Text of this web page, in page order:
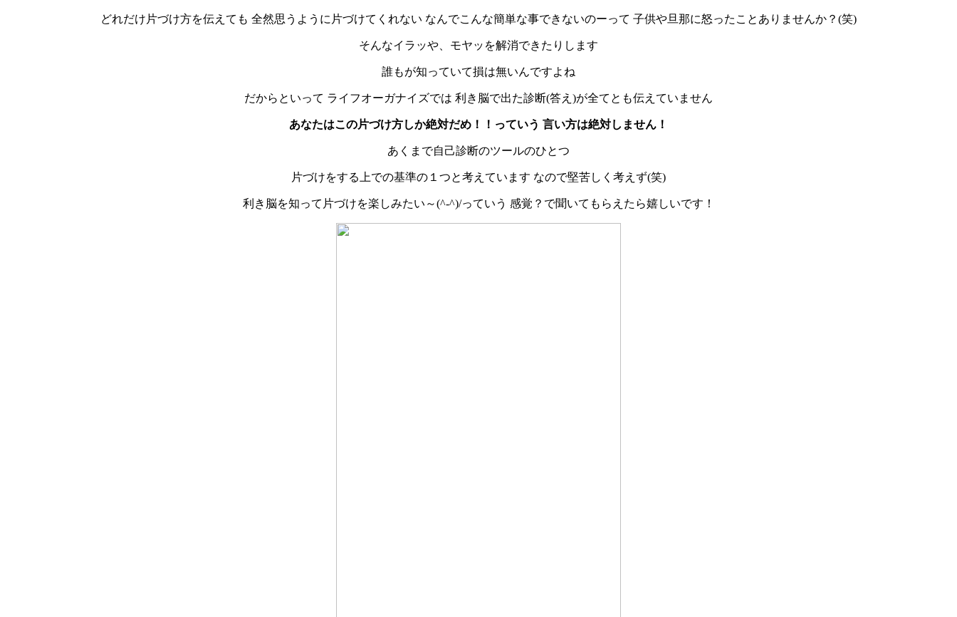
どれだけ片づけ方を伝えても 全然思うように片づけてくれない なんでこんな簡単な事できないのーって 子供や旦那に怒ったことありませんか？(笑)
そんなイラッや、モヤッを解消できたりします
誰もが知っていて損は無いんですよね
だからといって ライフオーガナイズでは 利き脳で出た診断(答え)が全てとも伝えていません
あなたはこの片づけ方しか絶対だめ！！っていう 言い方は絶対しません！
あくまで自己診断のツールのひとつ
片づけをする上での基準の１つと考えています なので堅苦しく考えず(笑)
利き脳を知って片づけを楽しみたい～(^-^)/っていう 感覚？で聞いてもらえたら嬉しいです！